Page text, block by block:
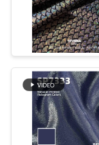
KIỂM
SOÁT
CHẤT
LƯỢNG
LIÊN
Vải